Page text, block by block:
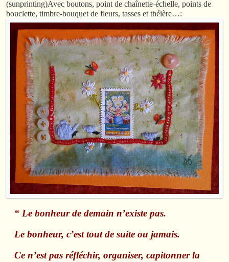
(sunprinting)Avec boutons, point de chaînette-échelle, points de
bouclette, timbre-bouquet de fleurs, tasses et théière…:
“ Le bonheur de demain n’existe pas.
Le bonheur, c’est tout de suite ou jamais.
Ce n’est pas réfléchir, organiser, capitonner la